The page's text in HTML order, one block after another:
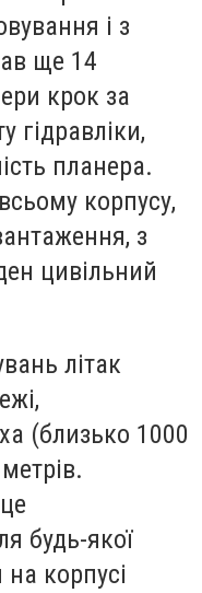
і з
ще 14
крок за
гідравліки,
планера.
корпусу,
з
цивільний
літак
(близько 1000
будь-якої
на корпусі